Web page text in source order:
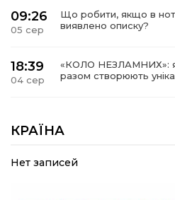
09:26
05 сер
Що робити, якщо в
виявлено описку?
18:39
04 сер
«КОЛО НЕЗЛАМНИХ»:
разом створюють
04 сер
прикордоння до
19:36
Пишіть листи самому
КРАЇНА
Нет записей